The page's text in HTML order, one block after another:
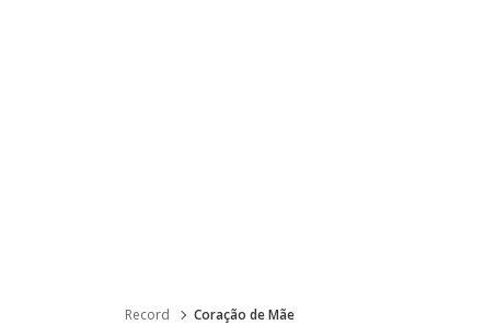
Record Coração de Mãe